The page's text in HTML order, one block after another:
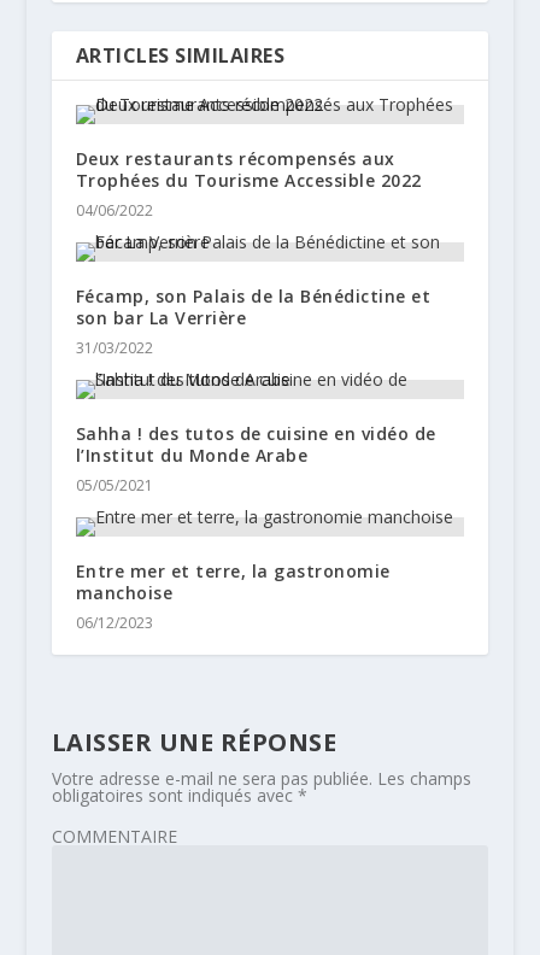
ARTICLES SIMILAIRES
Deux restaurants récompensés aux
Trophées du Tourisme Accessible 2022
04/06/2022
Fécamp, son Palais de la Bénédictine et
son bar La Verrière
31/03/2022
Sahha ! des tutos de cuisine en vidéo de
l’Institut du Monde Arabe
05/05/2021
Entre mer et terre, la gastronomie
manchoise
06/12/2023
LAISSER UNE RÉPONSE
Votre adresse e-mail ne sera pas publiée. Les champs
obligatoires sont indiqués avec *
COMMENTAIRE